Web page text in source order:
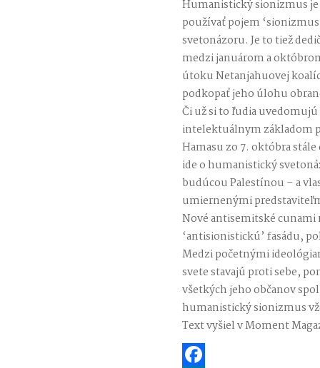
Humanistický sionizmus
používať pojem
svetonázoru. Je to tiež
medzi januárom a
útoku Netanjahuovej
podkopať jeho úlohu
Či už si to ľudia
intelektuálnym základom
Hamasu zo 7. októbra
ide o humanistický
budúcou Palestínou – a
umiernenými
Nové antisemitské cunami
‘antisionistickú’ fasádu,
Medzi početnými
svete stavajú proti sebe,
všetkých jeho občanov
humanistický sionizmus
Text vyšiel v Moment